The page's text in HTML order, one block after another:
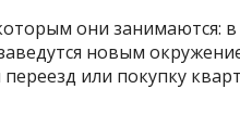
они занимаются: в
новым
или покупку